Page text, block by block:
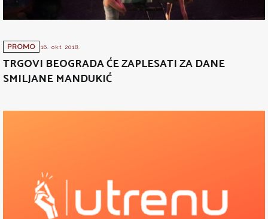
PROMO 16. okt 2018.
TRGOVI BEOGRADA ĆE ZAPLESATI ZA DANE
SMILJANE MANDUKIĆ